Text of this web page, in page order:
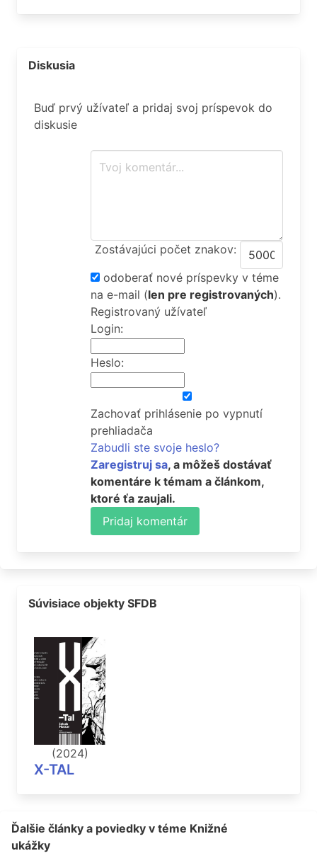
Diskusia
Buď prvý užívateľ a pridaj svoj príspevok do
diskusie
Zostávajúci počet znakov:
odoberať nové príspevky v téme
na e-mail (len pre registrovaných).
Registrovaný užívateľ
Login:
Heslo:
Zachovať prihlásenie po vypnutí
prehliadača
Zabudli ste svoje heslo?
Zaregistruj sa, a môžeš dostávať
komentáre k témam a článkom,
ktoré ťa zaujali.
Pridaj komentár
Súvisiace objekty SFDB
(2024)
X-TAL
Ďalšie články a poviedky v téme Knižné
ukážky